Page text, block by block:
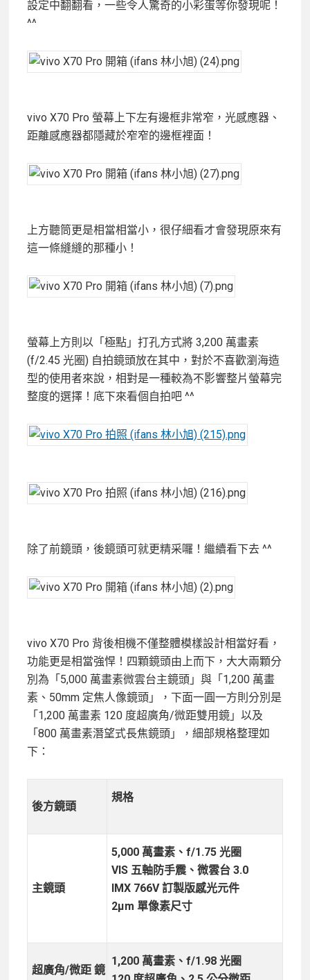
設定中翻翻看，一些令人驚奇的小彩蛋等你發現呢！
^^
vivo X70 Pro 螢幕上下左有邊框非常窄，光感應器、
距離感應器都隱藏於窄窄的邊框裡面！
上方聽筒更是相當相當小，很仔細看才會發現原來有
這一條縫縫的那種小！
螢幕上方則以「極點」打孔方式將 3,200 萬畫素
(f/2.45 光圈) 自拍鏡頭放在其中，對於不喜歡瀏海造
型的使用者來說，相對是一種較為不影響整片螢幕完
整度的選擇！底下來看個自拍吧 ^^
除了前鏡頭，後鏡頭可就更精采囉！繼續看下去 ^^
vivo X70 Pro 背後相機不僅整體模樣設計相當好看，
功能更是相當強悍！四顆鏡頭由上而下，大大兩顆分
別為「5,000 萬畫素微雲台主鏡頭」與「1,200 萬畫
素、50mm 定焦人像鏡頭」，下面一圓一方則分別是
「1,200 萬畫素 120 度超廣角/微距雙用鏡」以及
「800 萬畫素潛望式長焦鏡頭」，細部規格整理如
下：
後方鏡頭
規格
主鏡頭
5,000 萬畫素、f/1.75 光圈
VIS 五軸防手震、微雲台 3.0
IMX 766V 訂製版感光元件
2μm 單像素尺寸
超廣角/微距 鏡
1,200 萬畫素、f/1.98 光圈